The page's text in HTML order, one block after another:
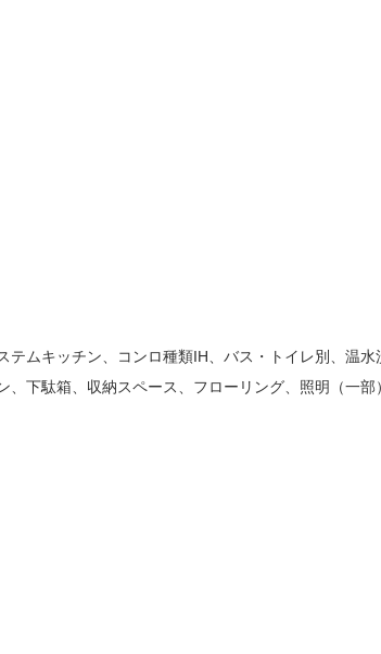
テムキッチン、コンロ種類IH 、バス・トイレ別、温
下駄箱、収納スペース、フローリング、照明（一部